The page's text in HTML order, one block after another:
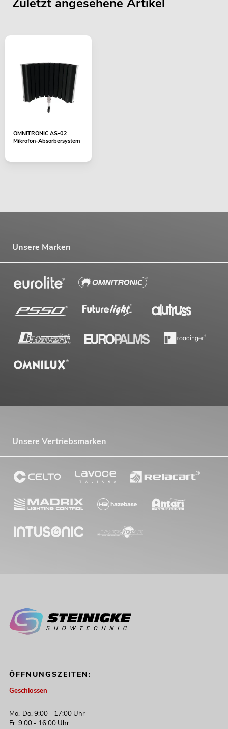
OMNITRONIC AS-02
Mikrofon-Absorbersystem
Unsere Marken
Unsere Vertriebsmarken
ÖFFNUNGSZEITEN:
Geschlossen
Mo.-Do. 9:00 - 17:00 Uhr
Fr. 9:00 - 16:00 Uhr